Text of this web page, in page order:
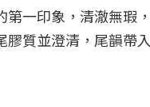
一印象，清澈無瑕，
質並澄清，尾韻帶入